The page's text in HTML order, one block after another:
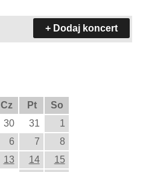
+ Dodaj koncert
Cz Pt
So
30 31
1
6 7
8
13 14
15